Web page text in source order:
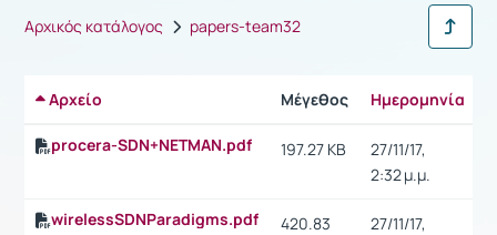
Αρχικός κατάλογος papers-team32
Αρχείο Μέγεθος Ημερομηνία
procera-SDN+NETMAN.pdf
197.27 KB
27/11/17,
2:32 μ.μ.
wirelessSDNParadigms.pdf
420.83
27/11/17,